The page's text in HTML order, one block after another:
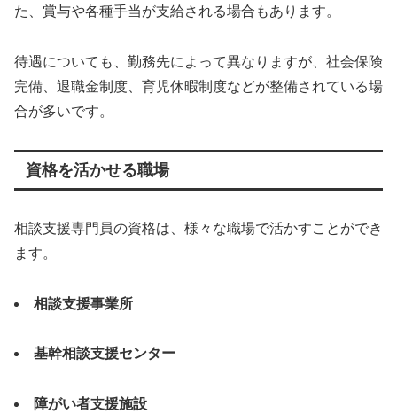
た、賞与や各種手当が支給される場合もあります。
待遇についても、勤務先によって異なりますが、社会保険
完備、退職金制度、育児休暇制度などが整備されている場
合が多いです。
資格を活かせる職場
相談支援専門員の資格は、様々な職場で活かすことができ
ます。
相談支援事業所
基幹相談支援センター
障がい者支援施設